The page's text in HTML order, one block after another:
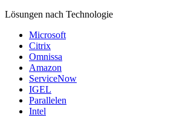
Lösungen nach Technologie
Microsoft
Citrix
Omnissa
Amazon
ServiceNow
IGEL
Parallelen
Intel